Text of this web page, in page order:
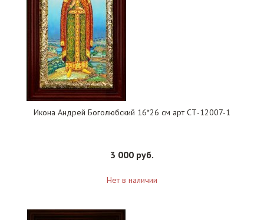
Икона Андрей Боголюбский 16*26 см арт СТ-12007-1
3 000 руб.
Нет в наличии